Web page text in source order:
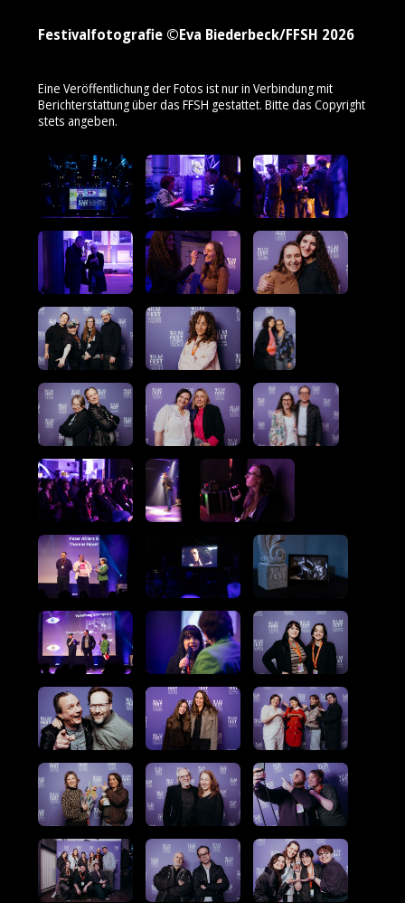
Festivalfotografie ©Eva Biederbeck/FFSH 2026
Eine Veröffentlichung der Fotos ist nur in Verbindung mit
Berichterstattung über das FFSH gestattet. Bitte das Copyright
stets angeben.